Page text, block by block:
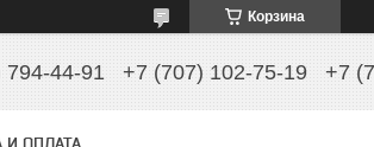
Корзина
794-44-91 +7 (707) 102-75-19 +7